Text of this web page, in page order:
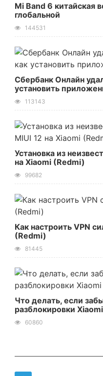
Mi Band 6 китайская
глобальной
144531
Сбербанк Онлайн
установить
113143
Установка из
на Xiaomi (Redmi)
99682
Как настроить VPN
(Redmi)
81445
Что делать, если
разблокировки
60860